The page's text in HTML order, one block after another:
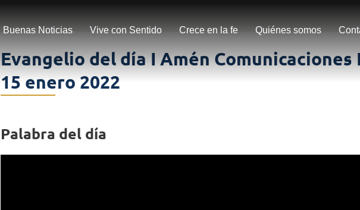
Buenas Noticias Vive con Sentido Crece en la fe Quiénes somos
Evangelio del día I Amén Comunicaciones
15 enero 2022
Palabra del día